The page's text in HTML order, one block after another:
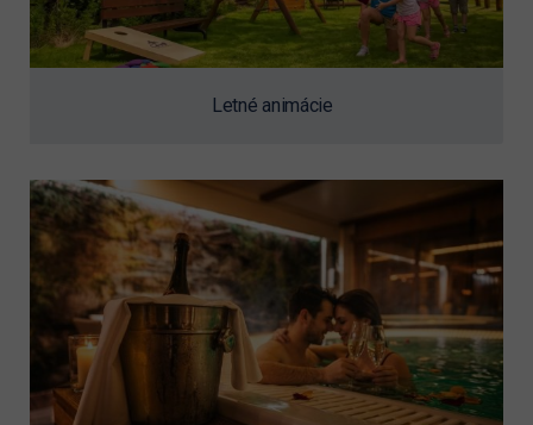
Letné animácie